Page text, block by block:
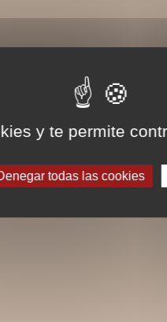
y te permite
todas las cookies